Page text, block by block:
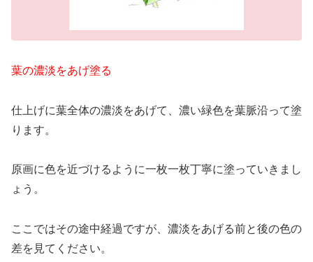
葉の濃淡をあげ塗る
仕上げに葉全体の濃淡をあげて、濃い緑色を葉脈沿って塗
ります。
原画に色を近づけるように一枚一枚丁寧に塗っていきまし
ょう。
ここではその途中経過ですが、濃淡をあげる前と後の色の
差を見てください。